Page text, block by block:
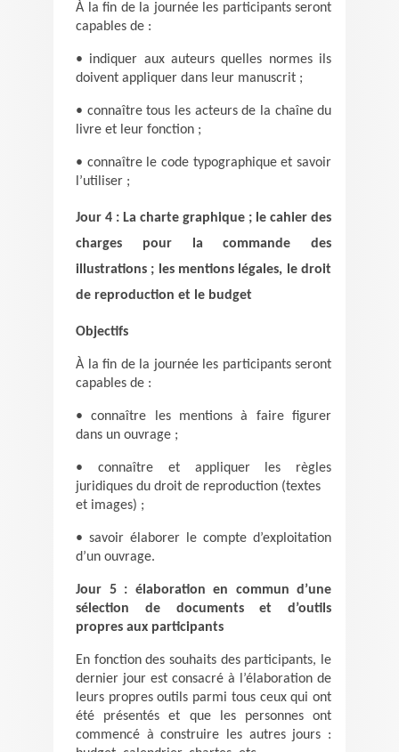
À la fin de la journée les participants seront
capables de :
• indiquer aux auteurs quelles normes ils
doivent appliquer dans leur manuscrit ;
• connaître tous les acteurs de la chaîne du
livre et leur fonction ;
• connaître le code typographique et savoir
l’utiliser ;
Jour 4 : La charte graphique ; le cahier des
charges pour la commande des
illustrations ; les mentions légales, le droit
de reproduction et le budget
Objectifs
À la fin de la journée les participants seront
capables de :
• connaître les mentions à faire figurer
dans un ouvrage ;
• connaître et appliquer les règles
juridiques du droit de reproduction (textes
et images) ;
• savoir élaborer le compte d’exploitation
d’un ouvrage.
Jour 5 : élaboration en commun d’une
sélection de documents et d’outils
propres aux participants
En fonction des souhaits des participants, le
dernier jour est consacré à l’élaboration de
leurs propres outils parmi tous ceux qui ont
été présentés et que les personnes ont
commencé à construire les autres jours :